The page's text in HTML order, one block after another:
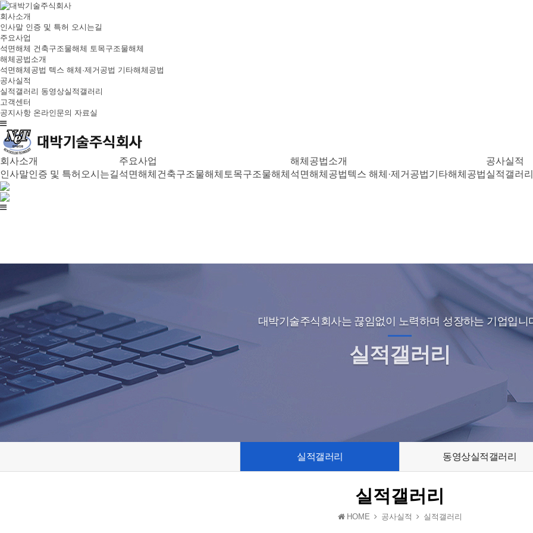
회사소개
인사말 인증 및 특허 오시는길
주요사업
석면해체 건축구조물해체 토목구조물해체
해체공법소개
석면해체공법 텍스 해체·제거공법 기타해체공법
공사실적
실적갤러리 동영상실적갤러리
고객센터
공지사항 온라인문의 자료실
회사소개
인사말인증 및 특허 오시는길
주요사업
석면해체 건축구조물해체 토목구조물해체
해체공법소개
석면해체공법텍스 해체·제거공법기타해체공법
공사실적
실적갤러리
대박기술주식회사는 끊임없이 노력하며 성장하는 기업입니
실적갤러리
실적갤러리 동영상실적갤러리
실적갤러리
HOME 공사실적 실적갤러리